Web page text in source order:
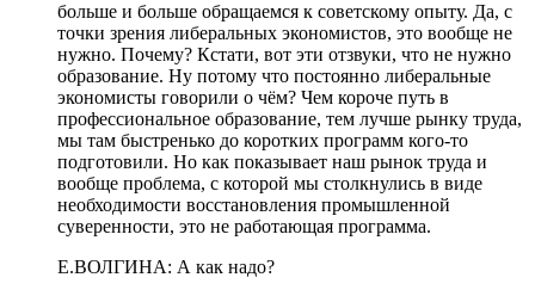
больше и больше обращаемся к советскому опыту. Да, с
точки зрения либеральных экономистов, это вообще не
нужно. Почему? Кстати, вот эти отзвуки, что не нужно
образование. Ну потому что постоянно либеральные
экономисты говорили о чём? Чем короче путь в
профессиональное образование, тем лучше рынку труда,
мы там быстренько до коротких программ кого-то
подготовили. Но как показывает наш рынок труда и
вообще проблема, с которой мы столкнулись в виде
необходимости восстановления промышленной
суверенности, это не работающая программа.
Е.ВОЛГИНА: А как надо?